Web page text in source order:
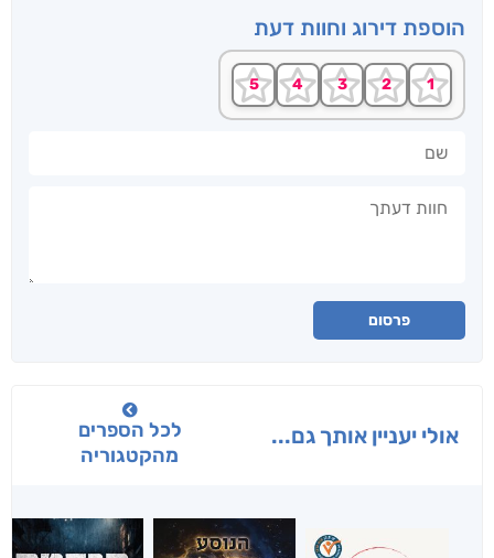
הוספת דירוג וחוות דעת
פרסום
אולי יעניין אותך גם...
לכל הספרים
מהקטגוריה